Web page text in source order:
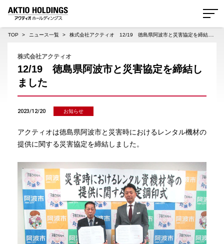
AKTIO HOLDINGS 株式会社アクティオホールディングス
TOP ニュース一覧 株式会社アクティオ 12/19 徳島県阿波市と災害協定を締結しました
株式会社アクティオ
12/19 徳島県阿波市と災害協定を締結し
ました
2023/12/20 お知らせ
アクティオは徳島県阿波市と災害時におけるレンタル機材の
提供に関する災害協定を締結しました。